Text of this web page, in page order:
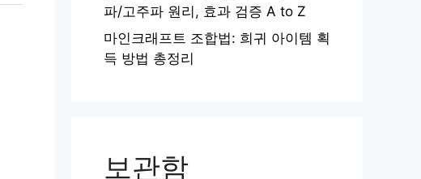
파/고주파 원리, 효과 검증 A to Z
마인크래프트 조합법: 희귀 아이템 획
득 방법 총정리
보관함